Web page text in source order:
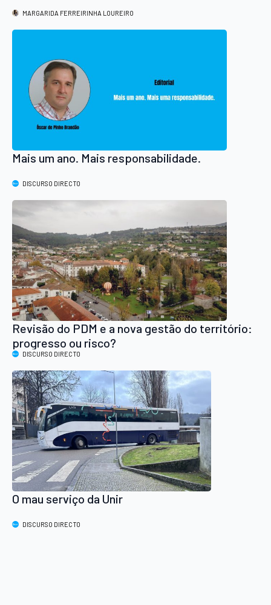
MARGARIDA FERREIRINHA LOUREIRO
Mais um ano. Mais responsabilidade.
DISCURSO DIRECTO
Revisão do PDM e a nova gestão do território:
progresso ou risco?
DISCURSO DIRECTO
O mau serviço da Unir
DISCURSO DIRECTO